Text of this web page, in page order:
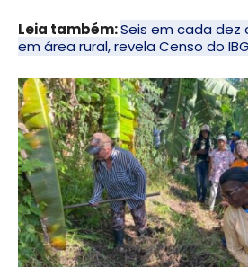
Leia também:Seis em cada dez
em área rural, revela Censo do